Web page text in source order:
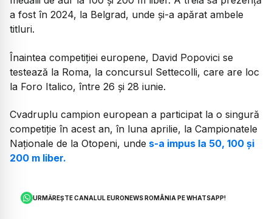
a fost în 2024, la Belgrad, unde și-a apărat ambele
titluri.
Înaintea competiției europene, David Popovici se
testează la Roma, la concursul Settecolli, care are loc
la Foro Italico, între 26 și 28 iunie.
Cvadruplu campion european a participat la o singură
competiție în acest an, în luna aprilie, la Campionatele
Naționale de la Otopeni, unde s-a impus la 50, 100 și
200 m liber.
URMĂREȘTE CANALUL EURONEWS ROMÂNIA PE WHATSAPP!